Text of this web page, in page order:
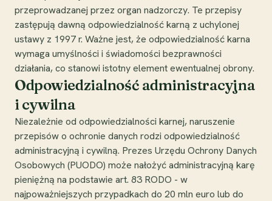
przeprowadzanej przez organ nadzorczy. Te przepisy
zastępują dawną odpowiedzialność karną z uchylonej
ustawy z 1997 r. Ważne jest, że odpowiedzialność karna
wymaga umyślności i świadomości bezprawności
działania, co stanowi istotny element ewentualnej obrony.
Odpowiedzialność administracyjna
i cywilna
Niezależnie od odpowiedzialności karnej, naruszenie
przepisów o ochronie danych rodzi odpowiedzialność
administracyjną i cywilną. Prezes Urzędu Ochrony Danych
Osobowych (PUODO) może nałożyć administracyjną karę
pieniężną na podstawie art. 83 RODO - w
najpoważniejszych przypadkach do 20 mln euro lub do